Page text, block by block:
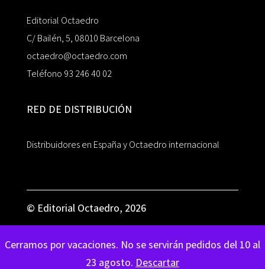
Cerramos por vacaciones. No se servirán pedidos del 10 al
23 agosto. Descartar
Editorial Octaedro
C/ Bailén, 5, 08010 Barcelona
octaedro@octaedro.com
Teléfono 93 246 40 02
RED DE DISTRIBUCIÓN
Distribuidores en España y Octaedro internacional
© Editorial Octaedro, 2026